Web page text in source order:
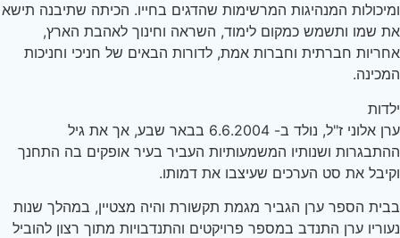
המנהיגות המרשימות שהדגים בחייו. הכיתה שתיבנה תישא
שמו ותשמש כמקום לימוד, השראה וחינוך לאהבת הארץ,
חברתית וחברות אמת, לדורות הבאים של חניכי וחניכות
ערן אלוני ז"ל, נולד ב- 6.6.2004 בבאר שבע, אך את גיל
ושנותיו המשמעותיות העביר בעיר אופקים בה התחנך
את סט הערכים שעיצבו את דמותו.
הספר ערן הגביר מגמת תקשורת והיה מצטיין, במהלך שנות
ערן התנדב במספר פרויקטים והתנדבויות מתוך רצון להוביל